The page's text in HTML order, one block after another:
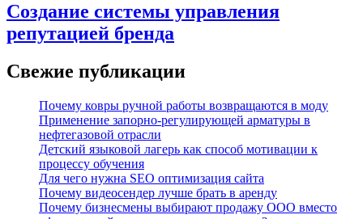
Создание системы управления
репутацией бренда
Свежие публикации
Почему ковры ручной работы возвращаются в моду
Применение запорно-регулирующей арматуры в
нефтегазовой отрасли
Детский языковой лагерь как способ мотивации к
процессу обучения
Для чего нужна SEO оптимизация сайта
Почему видеосендер лучше брать в аренду
Почему бизнесмены выбирают продажу ООО вместо